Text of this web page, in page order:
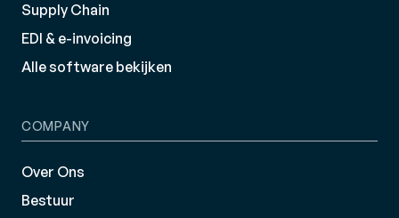
Supply Chain
EDI & e-invoicing
Alle software bekijken
COMPANY
Over Ons
Bestuur